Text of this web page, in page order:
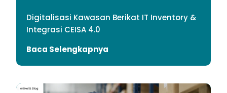
Digitalisasi Kawasan Berikat IT Inventory &
Integrasi CEISA 4.0
Baca Selengkapnya